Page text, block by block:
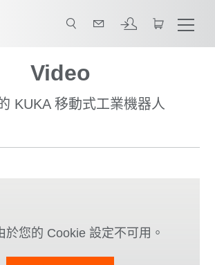
Video
KUKA 移動式工業機器人
於您的 Cookie 設定不可用。